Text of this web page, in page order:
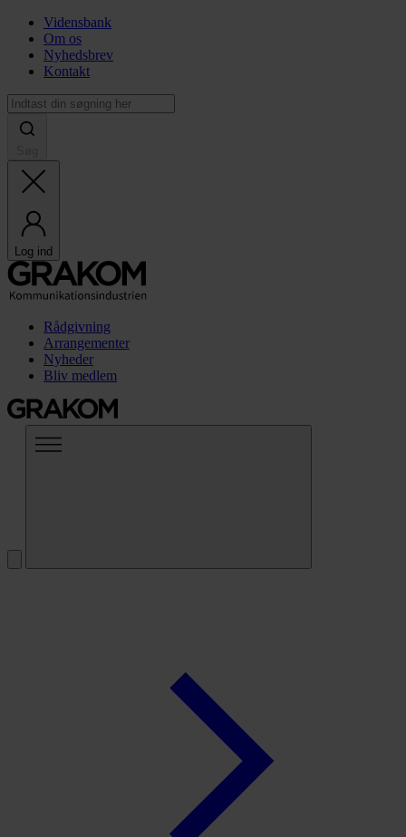
Vidensbank
Om os
Nyhedsbrev
Kontakt
Log ind
Rådgivning
Arrangementer
Nyheder
Bliv medlem